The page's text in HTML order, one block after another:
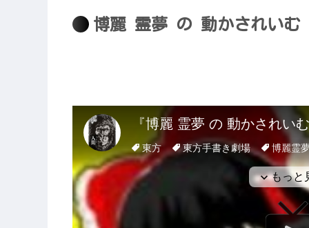
博麗 霊夢 の 動かされいむ